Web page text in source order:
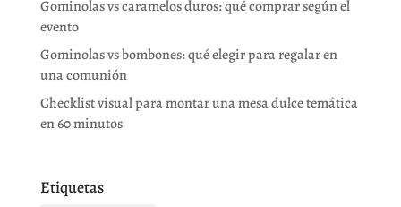
Gominolas vs caramelos duros: qué comprar según el
evento
Gominolas vs bombones: qué elegir para regalar en
una comunión
Checklist visual para montar una mesa dulce temática
en 60 minutos
Etiquetas